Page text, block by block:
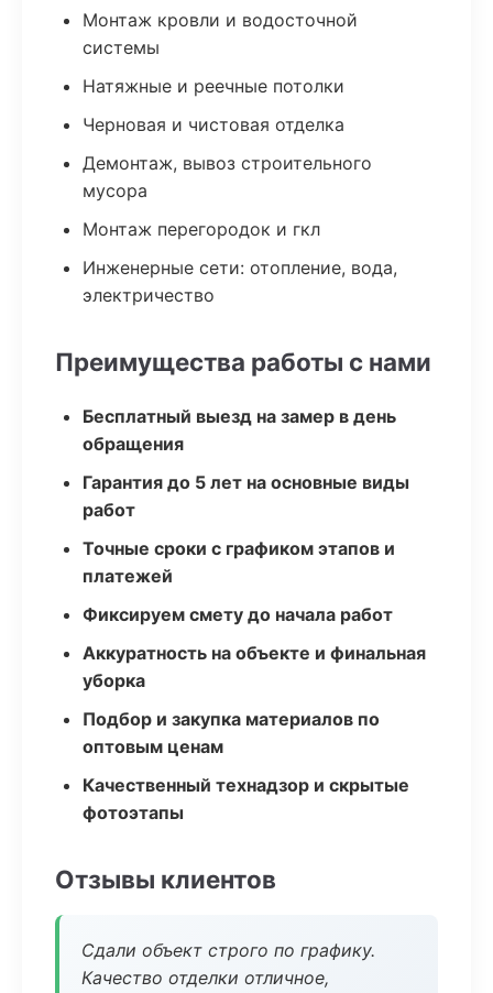
Монтаж кровли и водосточной
системы
Натяжные и реечные потолки
Черновая и чистовая отделка
Демонтаж, вывоз строительного
мусора
Монтаж перегородок и гкл
Инженерные сети: отопление, вода,
электричество
Преимущества работы с нами
Бесплатный выезд на замер в день
обращения
Гарантия до 5 лет на основные виды
работ
Точные сроки с графиком этапов и
платежей
Фиксируем смету до начала работ
Аккуратность на объекте и финальная
уборка
Подбор и закупка материалов по
оптовым ценам
Качественный технадзор и скрытые
фотоэтапы
Отзывы клиентов
Сдали объект строго по графику.
Качество отделки отличное,